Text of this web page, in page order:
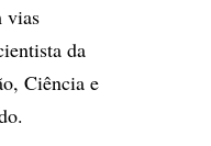
vias
da
Ciência e